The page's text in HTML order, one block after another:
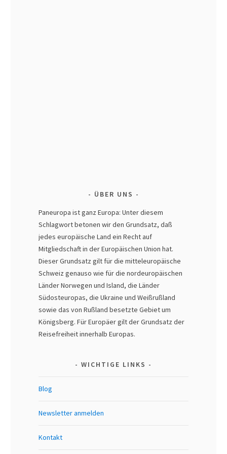
ÜBER UNS
Paneuropa ist ganz Europa: Unter diesem
Schlagwort betonen wir den Grundsatz, daß
jedes europäische Land ein Recht auf
Mitgliedschaft in der Europäischen Union hat.
Dieser Grundsatz gilt für die mitteleuropäische
Schweiz genauso wie für die nordeuropäischen
Länder Norwegen und Island, die Länder
Südosteuropas, die Ukraine und Weißrußland
sowie das von Rußland besetzte Gebiet um
Königsberg. Für Europäer gilt der Grundsatz der
Reisefreiheit innerhalb Europas.
WICHTIGE LINKS
Blog
Newsletter anmelden
Kontakt